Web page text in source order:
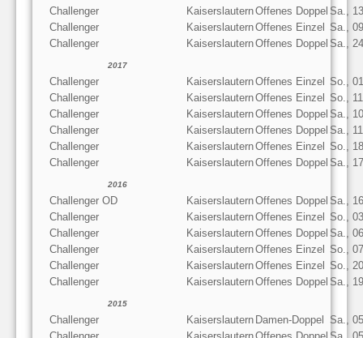
Challenger KaiserslauternOffenes Doppel Sa.,
Challenger
KaiserslauternOffenes Einzel Sa.,
Challenger
KaiserslauternOffenes Doppel Sa.,
2017
Challenger KaiserslauternOffenes Einzel So.,
Challenger
KaiserslauternOffenes Einzel So.,
Challenger
KaiserslauternOffenes Doppel Sa.,
Challenger
KaiserslauternOffenes Doppel Sa.,
Challenger
KaiserslauternOffenes Einzel So.,
Challenger
KaiserslauternOffenes Doppel Sa.,
2016
Challenger OD KaiserslauternOffenes Doppel Sa.,
Challenger
KaiserslauternOffenes Einzel So.,
Challenger
KaiserslauternOffenes Doppel Sa.,
Challenger
KaiserslauternOffenes Einzel So.,
Challenger
KaiserslauternOffenes Einzel So.,
Challenger
KaiserslauternOffenes Doppel Sa.,
2015
Challenger Kaiserslautern Damen-Doppel Sa.,